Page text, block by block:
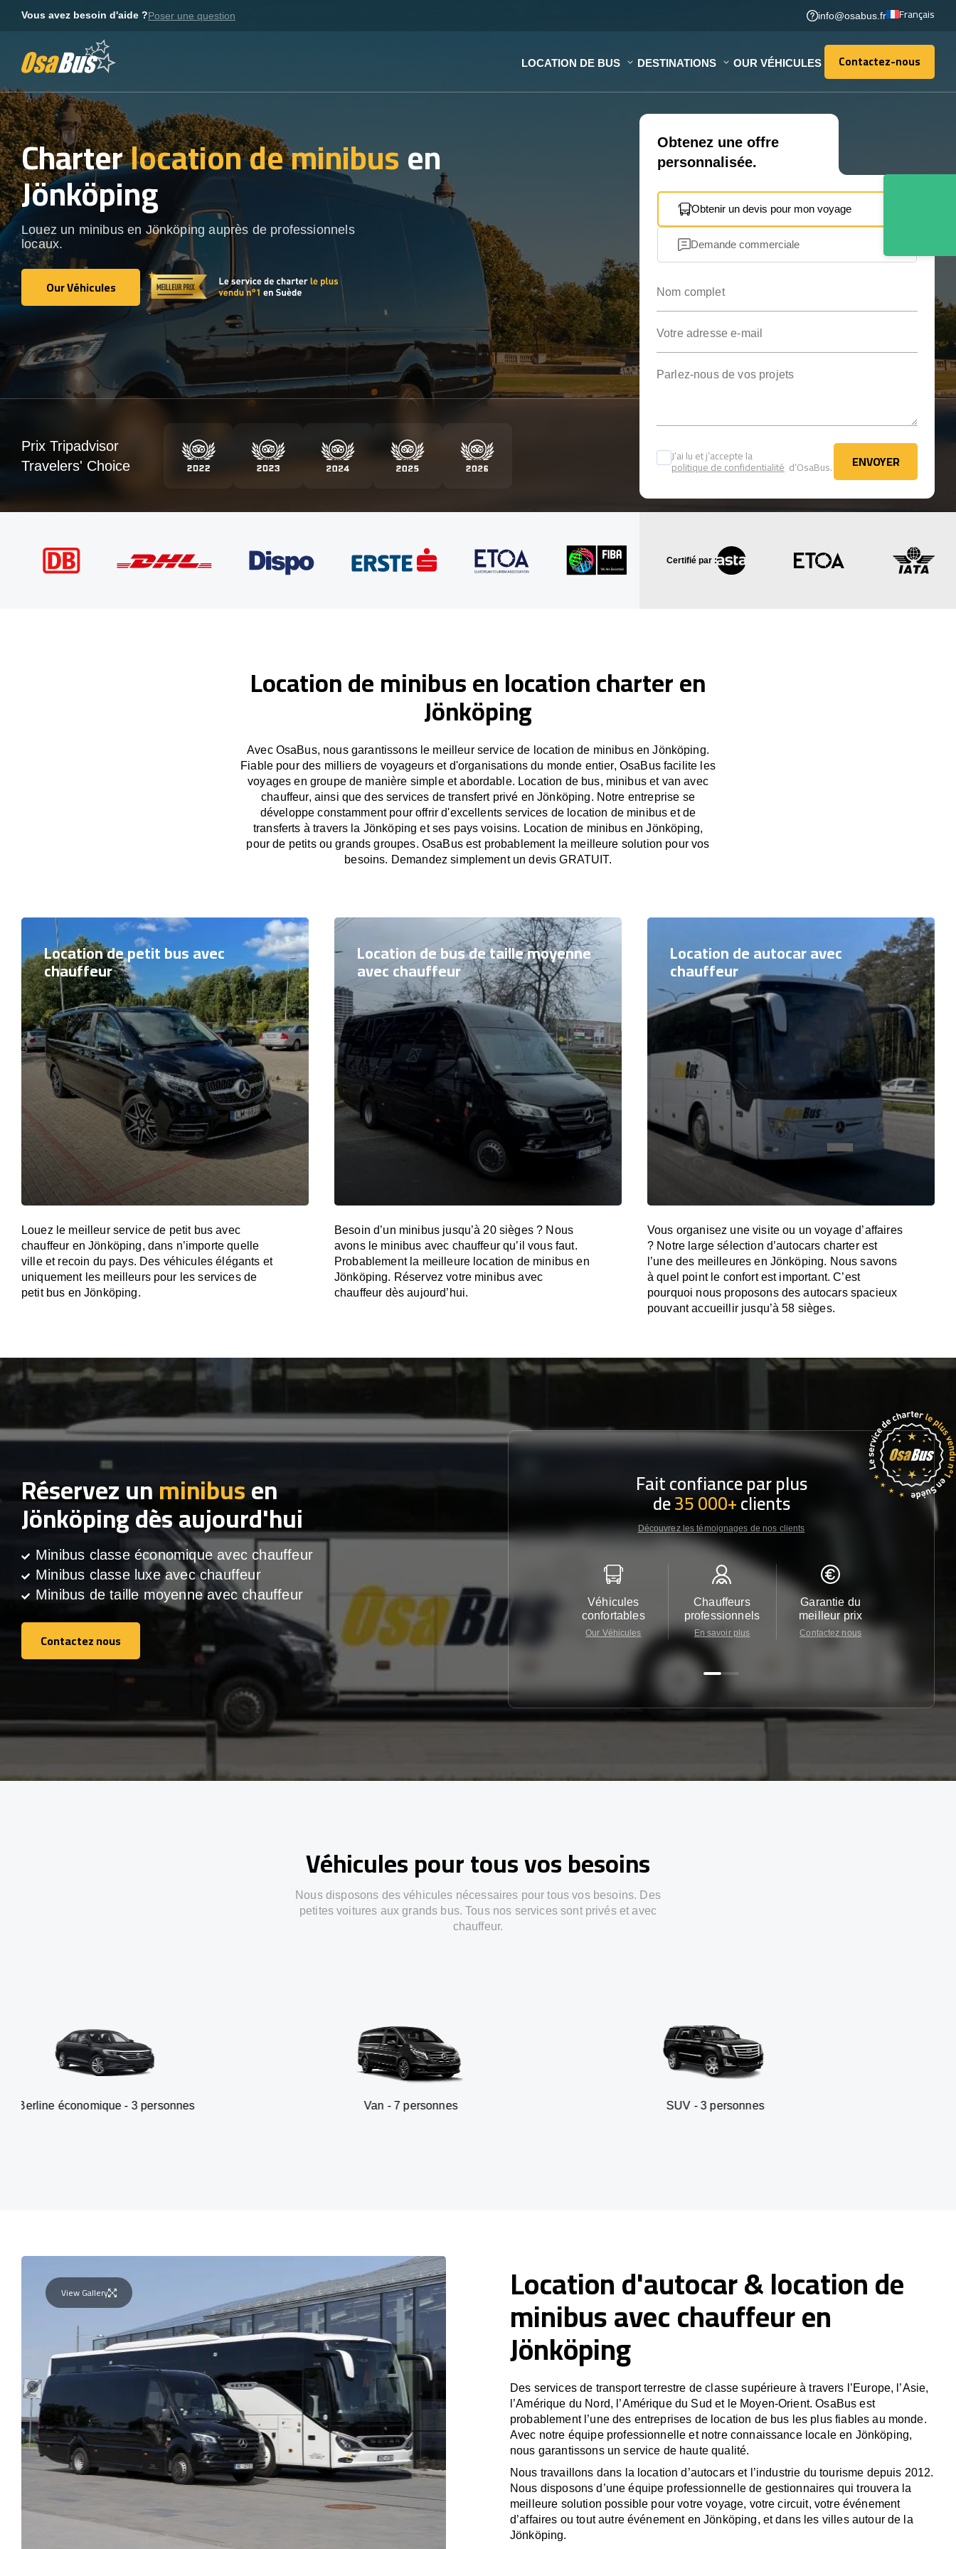
Vous avez besoin d'aide ?Poser une question info@osabus.fr Français
LOCATION DE BUS DESTINATIONS OUR VÉHICULES Contactez-nous
Contactez-nous
Charterlocation de minibusen
Jönköping
Louez un minibus en Jönköping auprès de professionnels
locaux.
Our Véhicules
Our Véhicules
Obtenez une offre
personnalisée.
Obtenir un devis pour mon voyage
Demande commerciale
J’ai lu et j’accepte la
politique de confidentialité d’OsaBus. ENVOYER
ENVOYER
Prix Tripadvisor
Travelers' Choice
Certifié par :
Location de minibus en location charter en
Jönköping
Avec OsaBus, nous garantissons le meilleur service de location de minibus en Jönköping.
Fiable pour des milliers de voyageurs et d'organisations du monde entier, OsaBus facilite les
voyages en groupe de manière simple et abordable. Location de bus, minibus et van avec
chauffeur, ainsi que des services de transfert privé en Jönköping. Notre entreprise se
développe constamment pour offrir d'excellents services de location de minibus et de
transferts à travers la Jönköping et ses pays voisins. Location de minibus en Jönköping,
pour de petits ou grands groupes. OsaBus est probablement la meilleure solution pour vos
besoins. Demandez simplement un devis GRATUIT.
Location de petit bus avec
chauffeur
Louez le meilleur service de petit bus avec
chauffeur en Jönköping, dans n’importe quelle
ville et recoin du pays. Des véhicules élégants et
uniquement les meilleurs pour les services de
petit bus en Jönköping.
Location de bus de taille moyenne
avec chauffeur
Besoin d’un minibus jusqu’à 20 sièges ? Nous
avons le minibus avec chauffeur qu’il vous faut.
Probablement la meilleure location de minibus en
Jönköping. Réservez votre minibus avec
chauffeur dès aujourd’hui.
Location de autocar avec
chauffeur
Vous organisez une visite ou un voyage d’affaires
? Notre large sélection d’autocars charter est
l’une des meilleures en Jönköping. Nous savons
à quel point le confort est important. C’est
pourquoi nous proposons des autocars spacieux
pouvant accueillir jusqu’à 58 sièges.
Réservez unminibusen
Jönköping dès aujourd'hui
Minibus classe économique avec chauffeur
Minibus classe luxe avec chauffeur
Minibus de taille moyenne avec chauffeur
Contactez nous
Contactez nous
Fait confiance par plus
de35 000+clients
Découvrez les témoignages de nos clients
Véhicules
confortables
Our Véhicules
Chauffeurs
professionnels
En savoir plus
Garantie du
meilleur prix
Contactez nous
Véhicules pour tous vos besoins
Nous disposons des véhicules nécessaires pour tous vos besoins. Des
petites voitures aux grands bus. Tous nos services sont privés et avec
chauffeur.
- 3 personnes Van - 7 personnes SUV - 3 personnes
View Gallery Location d'autocar & location de
minibus avec chauffeur en
Jönköping
Des services de transport terrestre de classe supérieure à travers l’Europe, l’Asie,
l’Amérique du Nord, l’Amérique du Sud et le Moyen-Orient. OsaBus est
probablement l’une des entreprises de location de bus les plus fiables au monde.
Avec notre équipe professionnelle et notre connaissance locale en Jönköping,
nous garantissons un service de haute qualité.
Nous travaillons dans la location d’autocars et l’industrie du tourisme depuis 2012.
Nous disposons d’une équipe professionnelle de gestionnaires qui trouvera la
meilleure solution possible pour votre voyage, votre circuit, votre événement
d’affaires ou tout autre événement en Jönköping, et dans les villes autour de la
Jönköping.